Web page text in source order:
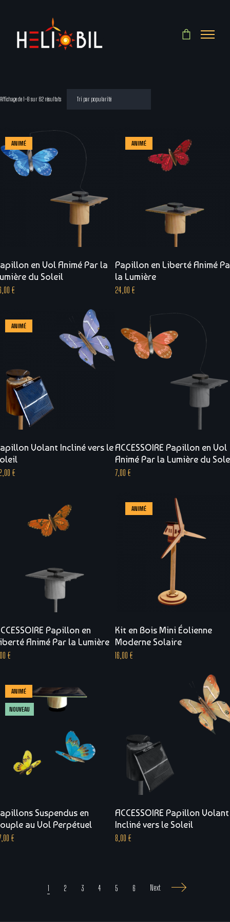
Affichage de 1–8 sur 62 résultats
ANIMÉ
en Vol Animé Par la
du Soleil
€
ANIMÉ
Papillon en Liberté Animé
la Lumière
24,00 €
ANIMÉ
Volant Incliné vers le
€
ACCESSOIRE Papillon en Vol
Animé Par la Lumière du
7,00 €
Papillon en
Animé Par la Lumière
€
ANIMÉ
Kit en Bois Mini Éolienne
Moderne Solaire
16,00 €
ANIMÉ
NOUVEAU
Suspendus en
au Vol Perpétuel
€
ACCESSOIRE Papillon Volant
Incliné vers le Soleil
8,00 €
1 2 3 4 5 6 Next